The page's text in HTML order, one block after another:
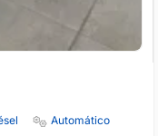
Automático